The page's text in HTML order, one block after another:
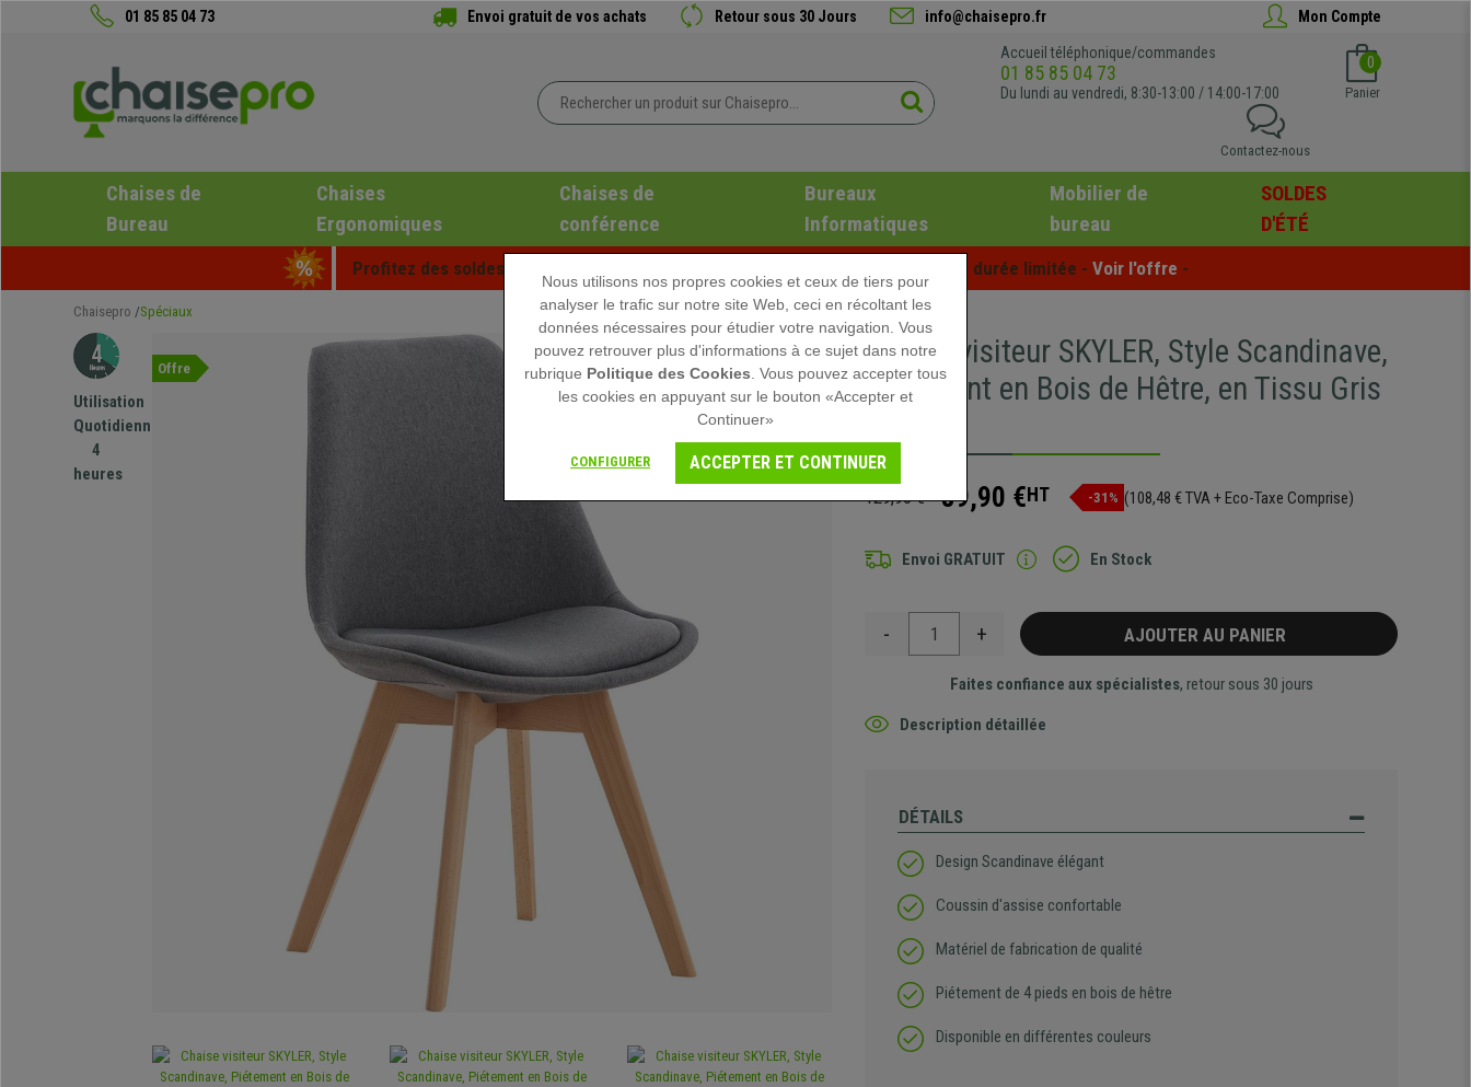
01 85 85 04 73 Envoi gratuit de vos achats Retour sous 30 Jours info@chaisepro.fr Mon Compte
Accueil téléphonique/commandes
01 85 85 04 73
Du lundi au vendredi, 8:30-13:00 / 14:00-17:00
0
Panier
Contactez-nous
Chaises de
Bureau
Chaises
Ergonomiques
Chaises de
conférence
Bureaux
Informatiques
Mobilier de
bureau
SOLDES
D'ÉTÉ
Profitez des soldes d'été chez Chaisepro ! Des réductions exclusives pour une durée limitée - Voir l'offre -
Chaisepro Spéciaux
Utilisation
Quotidienne
4
heures
Offre
Chaise visiteur SKYLER, Style Scandinave,
Piétement en Bois de Hêtre, en Tissu Gris
129,90 € 89,90 €HT -31% (108,48 € TVA + Eco-Taxe Comprise)
Envoi GRATUIT En Stock
- + AJOUTER AU PANIER
Faites confiance aux spécialistes, retour sous 30 jours
Description détaillée
DÉTAILS
Design Scandinave élégant
Coussin d'assise confortable
Matériel de fabrication de qualité
Piétement de 4 pieds en bois de hêtre
Disponible en différentes couleurs
Nous utilisons nos propres cookies et ceux de tiers pour
analyser le trafic sur notre site Web, ceci en récoltant les
données nécessaires pour étudier votre navigation. Vous
pouvez retrouver plus d'informations à ce sujet dans notre
rubrique Politique des Cookies . Vous pouvez accepter tous
les cookies en appuyant sur le bouton «Accepter et
Continuer»
CONFIGURER ACCEPTER ET CONTINUER